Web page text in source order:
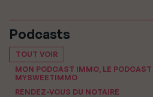
Podcasts
TOUT VOIR
MON PODCAST IMMO, LE
MYSWEETIMMO
RENDEZ-VOUS DU NOTAIRE